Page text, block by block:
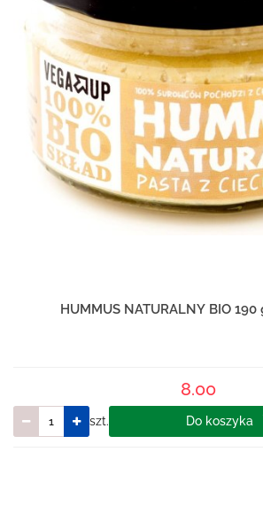
HUMMUS NATURALNY BIO 190
8.00
szt. Do koszyka